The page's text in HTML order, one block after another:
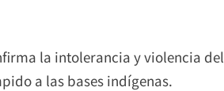
la intolerancia y violencia del
a las bases indígenas.